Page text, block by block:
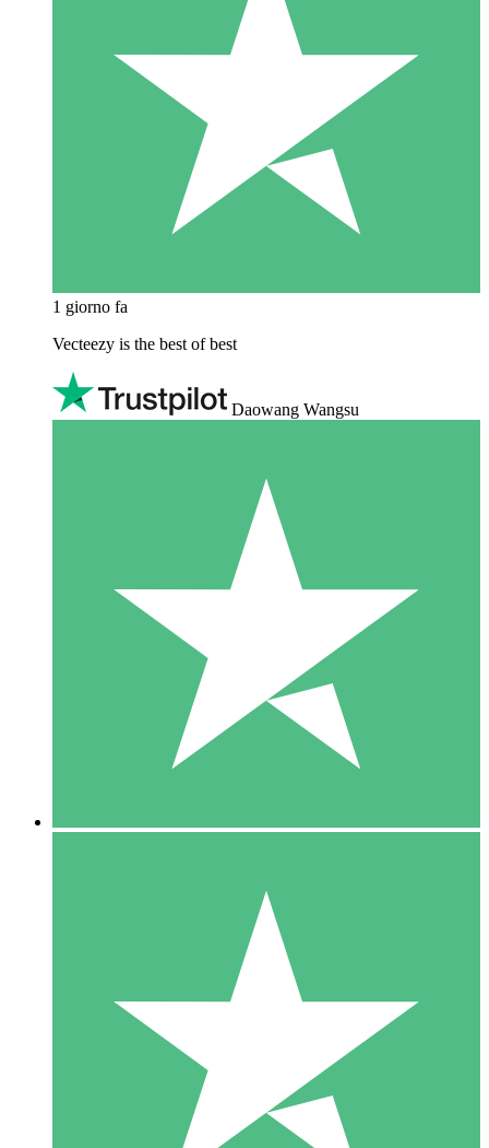
1 giorno fa
Vecteezy is the best of best
Daowang Wangsu